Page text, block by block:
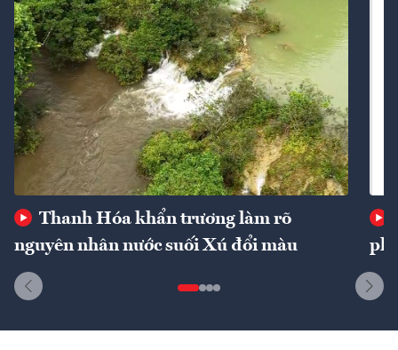
Thanh Hóa khẩn trương làm rõ
nguyên nhân nước suối Xú đổi màu
phí